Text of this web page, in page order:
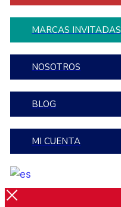
MARCAS INVITADAS
NOSOTROS
BLOG
MI CUENTA